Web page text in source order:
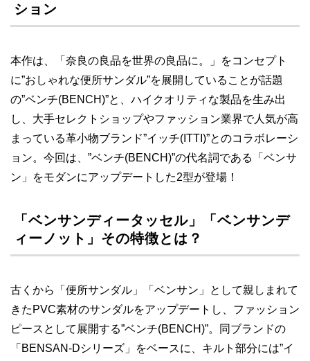
ション
本作は、「奈良の良品を世界の良品に。」をコンセプト
に”おしゃれな便所サンダル”を展開していることが話題
の”ベンチ(BENCH)”と、ハイクオリティな製品を生み出
し、大手セレクトショップやファッション業界で人気が高
まっている革小物ブランド”イッチ(ITTI)”とのコラボレーシ
ョン。今回は、”ベンチ(BENCH)”の代名詞である「ベンサ
ン」をモダンにアップデートした2型が登場！
「ベンサンディータッセル」「ベンサンデ
ィーノット」その特徴とは？
古くから「便所サンダル」「ベンサン」として親しまれて
きたPVC素材のサンダルをアップデートし、ファッション
ピースとして展開する”ベンチ(BENCH)”。同ブランドの
「BENSAN‐Dシリーズ」をベースに、キルト部分には”イ